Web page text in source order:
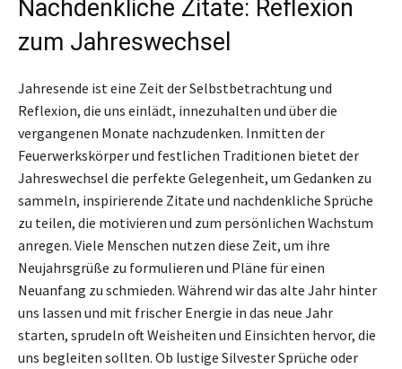
Nachdenkliche Zitate: Reflexion
zum Jahreswechsel
Jahresende ist eine Zeit der Selbstbetrachtung und
Reflexion, die uns einlädt, innezuhalten und über die
vergangenen Monate nachzudenken. Inmitten der
Feuerwerkskörper und festlichen Traditionen bietet der
Jahreswechsel die perfekte Gelegenheit, um Gedanken zu
sammeln, inspirierende Zitate und nachdenkliche Sprüche
zu teilen, die motivieren und zum persönlichen Wachstum
anregen. Viele Menschen nutzen diese Zeit, um ihre
Neujahrsgrüße zu formulieren und Pläne für einen
Neuanfang zu schmieden. Während wir das alte Jahr hinter
uns lassen und mit frischer Energie in das neue Jahr
starten, sprudeln oft Weisheiten und Einsichten hervor, die
uns begleiten sollten. Ob lustige Silvester Sprüche oder